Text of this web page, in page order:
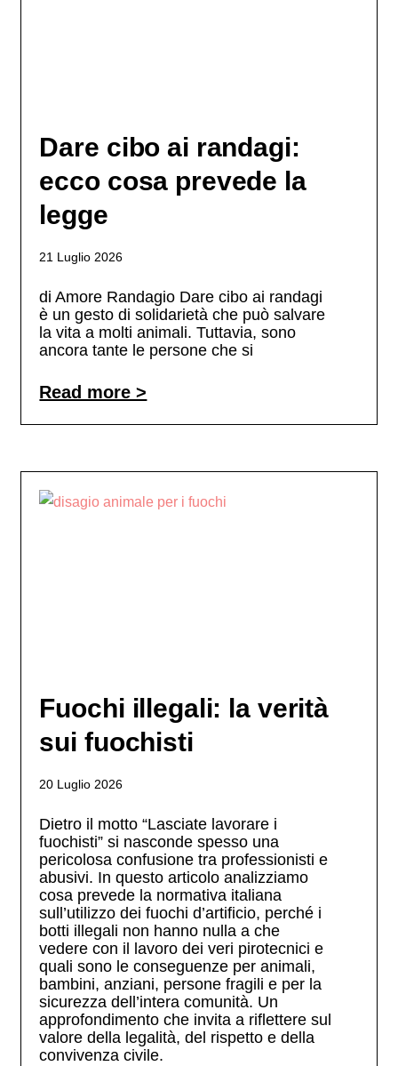
Dare cibo ai randagi:
ecco cosa prevede la
legge
21 Luglio 2026
di Amore Randagio Dare cibo ai randagi
è un gesto di solidarietà che può salvare
la vita a molti animali. Tuttavia, sono
ancora tante le persone che si
Read more >
Fuochi illegali: la verità
sui fuochisti
20 Luglio 2026
Dietro il motto “Lasciate lavorare i
fuochisti” si nasconde spesso una
pericolosa confusione tra professionisti e
abusivi. In questo articolo analizziamo
cosa prevede la normativa italiana
sull’utilizzo dei fuochi d’artificio, perché i
botti illegali non hanno nulla a che
vedere con il lavoro dei veri pirotecnici e
quali sono le conseguenze per animali,
bambini, anziani, persone fragili e per la
sicurezza dell’intera comunità. Un
approfondimento che invita a riflettere sul
valore della legalità, del rispetto e della
convivenza civile.